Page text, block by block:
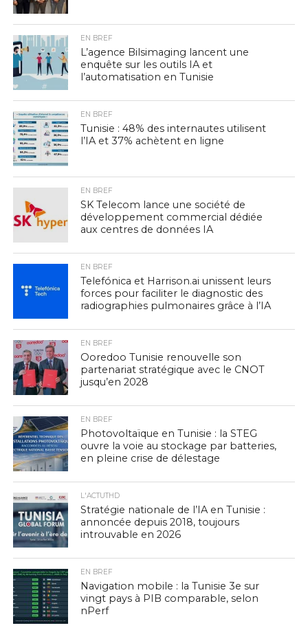
EN BREF
L’agence Bilsimaging lancent une
enquête sur les outils IA et
l’automatisation en Tunisie
EN BREF
Tunisie : 48% des internautes utilisent
l’IA et 37% achètent en ligne
EN BREF
SK Telecom lance une société de
développement commercial dédiée
aux centres de données IA
EN BREF
Telefónica et Harrison.ai unissent leurs
forces pour faciliter le diagnostic des
radiographies pulmonaires grâce à l’IA
EN BREF
Ooredoo Tunisie renouvelle son
partenariat stratégique avec le CNOT
jusqu’en 2028
EN BREF
Photovoltaïque en Tunisie : la STEG
ouvre la voie au stockage par batteries,
en pleine crise de délestage
L'ACTUTHD
Stratégie nationale de l’IA en Tunisie :
annoncée depuis 2018, toujours
introuvable en 2026
EN BREF
Navigation mobile : la Tunisie 3e sur
vingt pays à PIB comparable, selon
nPerf